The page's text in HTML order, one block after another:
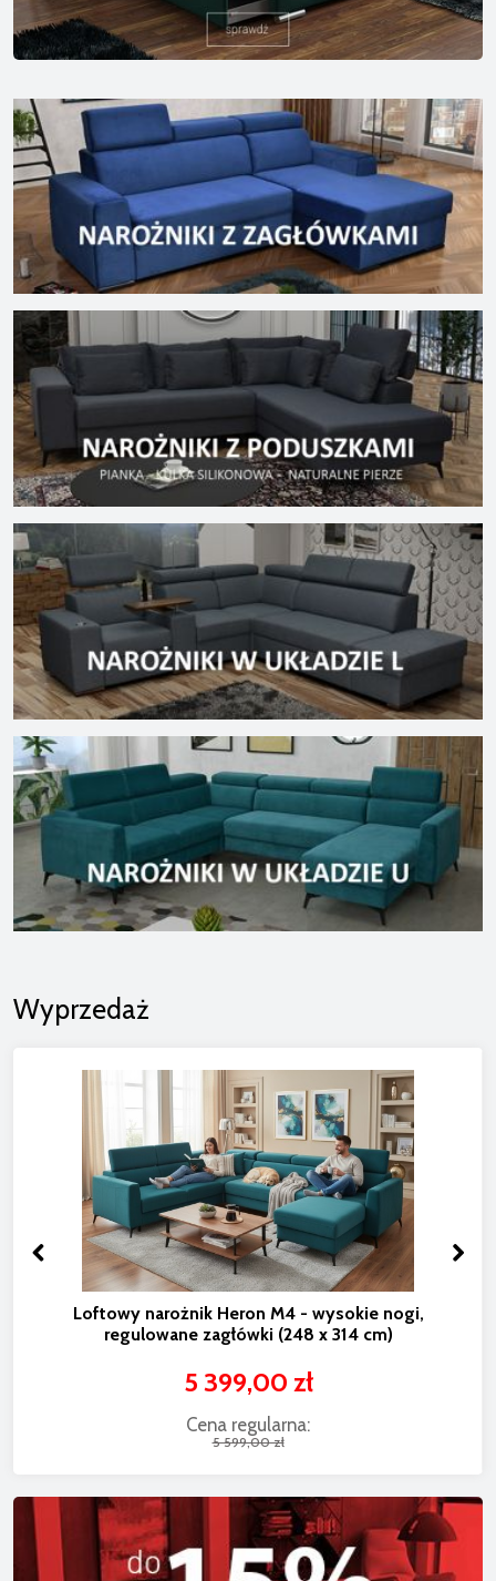
Wyprzedaż
Loftowy narożnik Heron M4 - wysokie nogi,
regulowane zagłówki (248 x 314 cm)
5 399,00 zł
Cena regularna:
5 599,00 zł